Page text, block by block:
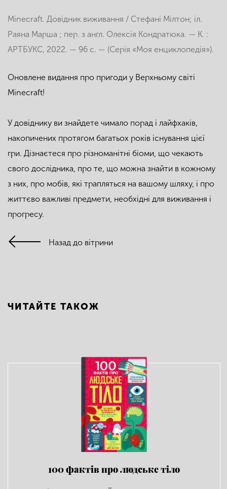
Minecraft. Довідник виживання / Стефані Мілтон; іл.
Раяна Марша ; пер. з англ. Олексія Кондратюка. — К. :
АРТБУКС, 2022. — 96 с. — (Серія «Моя енциклопедія»).
Оновлене видання про пригоди у Верхньому світі
Minecraft!
У довіднику ви знайдете чимало порад і лайфхаків,
накопичених протягом багатьох років існування цієї
гри. Дізнаєтеся про різноманітні біоми, що чекають
свого дослідника, про те, що можна знайти в кожному
з них, про мобів, які трапляться на вашому шляху, і про
життєво важливі предмети, необхідні для виживання і
прогресу.
Назад до вітрини
ЧИТАЙТЕ ТАКОЖ
100 фактів про людське тіло